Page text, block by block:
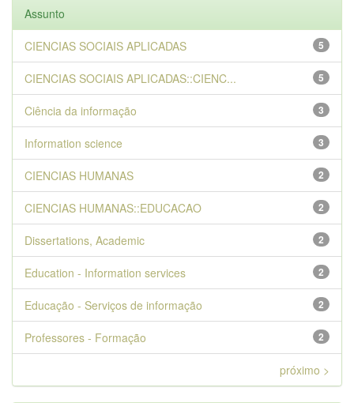
Assunto
5
CIENCIAS SOCIAIS APLICADAS
5
CIENCIAS SOCIAIS APLICADAS::CIENC...
3
Ciência da informação
3
Information science
2
CIENCIAS HUMANAS
2
CIENCIAS HUMANAS::EDUCACAO
2
Dissertations, Academic
2
Education - Information services
2
Educação - Serviços de informação
2
Professores - Formação
próximo >